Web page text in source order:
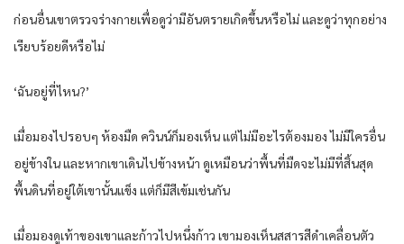
ก่อนอื่นเขาตรวจร่างกายเพื่อดูว่ามีอันตรายเกิดขึ้นหรือไม่ และดูว่าทุกอย่าง
เรียบร้อยดีหรือไม่
‘ฉันอยู่ที่ไหน?’
เมื่อมองไปรอบๆ ห้องมืด ควินน์ก็มองเห็น แต่ไม่มีอะไรต้องมอง ไม่มีใครอื่น
อยู่ข้างใน และหากเขาเดินไปข้างหน้า ดูเหมือนว่าพื้นที่มืดจะไม่มีที่สิ้นสุด
พื้นดินที่อยู่ใต้เขานั้นแข็ง แต่ก็มีสีเข้มเช่นกัน
เมื่อมองดูเท้าของเขาและก้าวไปหนึ่งก้าว เขามองเห็นสสารสีดำเคลื่อนตัว